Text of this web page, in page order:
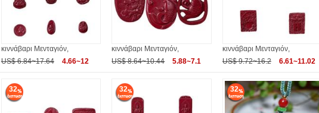
κιννάβαρι Μενταγιόν,
US$ 6.84~17.64
4.66~12
κιννάβαρι Μενταγιόν,
US$ 8.64~10.44
5.88~7.1
κιννάβαρι Μενταγιόν,
US$ 9.72~16.2
6.61~11.02
32 32 32